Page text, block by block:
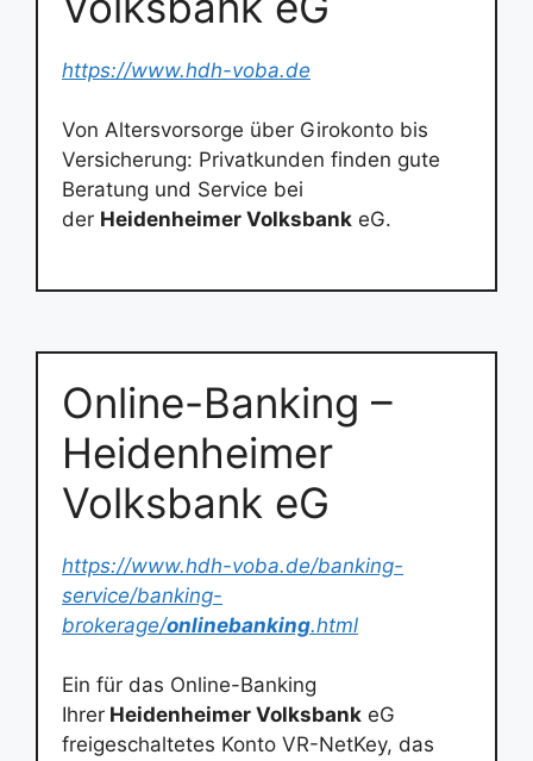
https://www.hdh-voba.de
Von Altersvorsorge über Girokonto bis
Versicherung: Privatkunden finden gute
Beratung und Service bei
der Heidenheimer Volksbank eG.
Online-Banking –
Heidenheimer
Volksbank eG
https://www.hdh-voba.de/banking-
service/banking-
brokerage/onlinebanking.html
Ein für das Online-Banking
Ihrer Heidenheimer Volksbank eG
freigeschaltetes Konto VR-NetKey, das